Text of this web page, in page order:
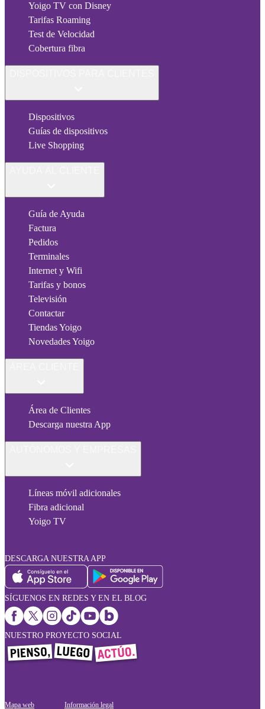
Yoigo TV con Disney
Tarifas Roaming
Test de Velocidad
Cobertura fibra
Dispositivos
Guías de dispositivos
Live Shopping
Guía de Ayuda
Factura
Pedidos
Terminales
Internet y Wifi
Tarifas y bonos
Televisión
Contactar
Tiendas Yoigo
Novedades Yoigo
Área de Clientes
Descarga nuestra App
Líneas móvil adicionales
Fibra adicional
Yoigo TV
DESCARGA NUESTRA APP
SÍGUENOS EN REDES Y EN EL BLOG
NUESTRO PROYECTO SOCIAL
Mapa web Información legal